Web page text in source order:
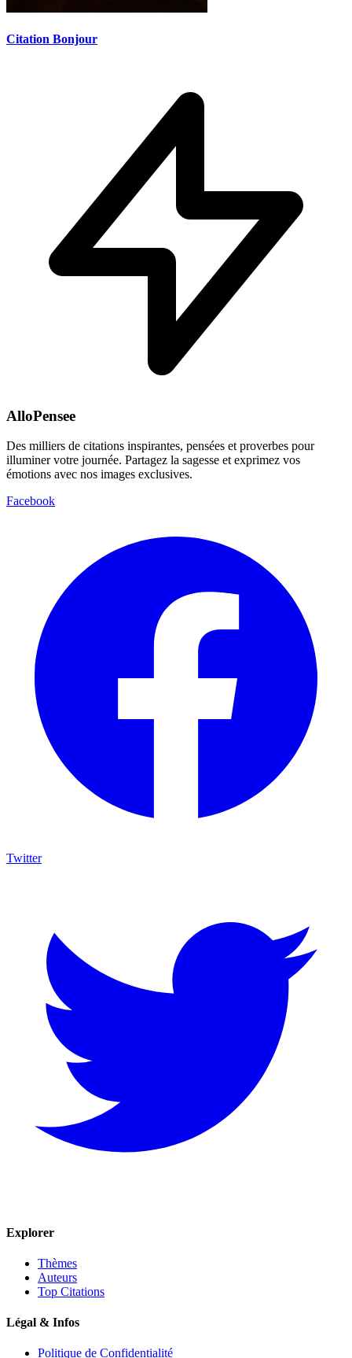
Citation Bonjour
AlloPensee
Des milliers de citations inspirantes, pensées et proverbes pour
illuminer votre journée. Partagez la sagesse et exprimez vos
émotions avec nos images exclusives.
Facebook
Twitter
Explorer
Thèmes
Auteurs
Top Citations
Légal & Infos
Politique de Confidentialité